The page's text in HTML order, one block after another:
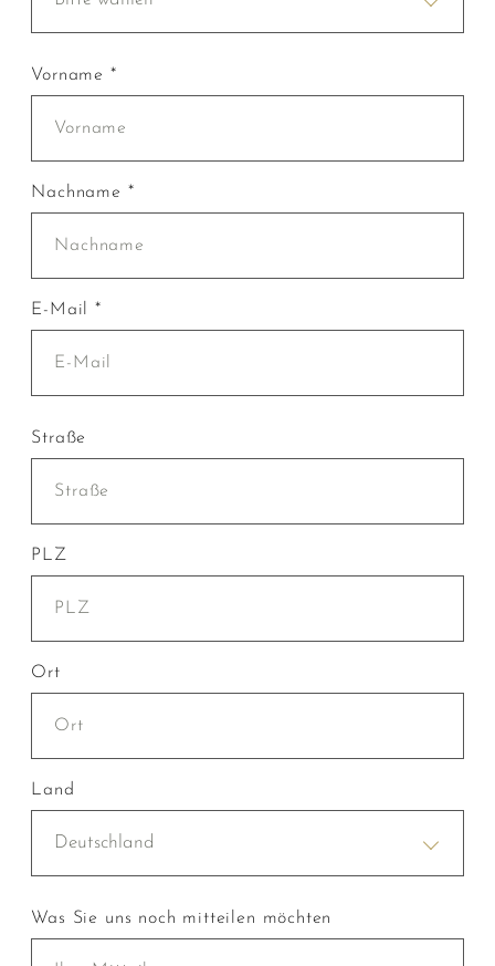
Vorname *
Nachname *
E-Mail *
Straße
PLZ
Ort
Land
Deutschland
Was Sie uns noch mitteilen möchten